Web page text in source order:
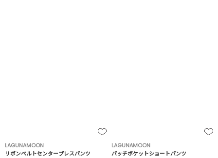
LAGUNAMOON
リボンベルトセンタープレスパンツ
LAGUNAMOON
パッチポケットショートパンツ